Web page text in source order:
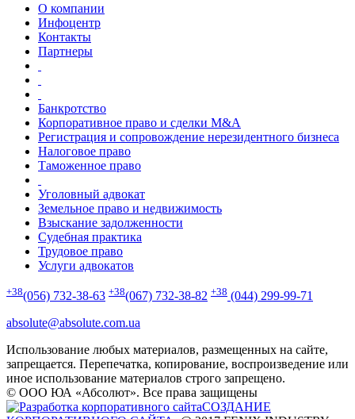
О компании
Инфоцентр
Контакты
Партнеры
Банкротство
Корпоративное право и сделки M&A
Регистрация и сопровождение нерезидентного бизнеса
Налоговое право
Таможенное право
Уголовный адвокат
Земельное право и недвижимость
Взыскание задолженности
Судебная практика
Трудовое право
Услуги адвокатов
+38(056) 732-38-63 +38(067) 732-38-82 +38 (044) 299-99-71
absolute@absolute.com.ua
Использование любых материалов, размещенных на сайте,
запрещается. Перепечатка, копирование, воспроизведение или
иное использование материалов строго запрещено.
© ООО ЮА «Абсолют». Все права защищены
СОЗДАНИЕ